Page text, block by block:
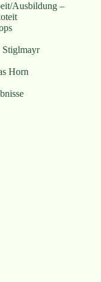
Ausbildung –
Horn